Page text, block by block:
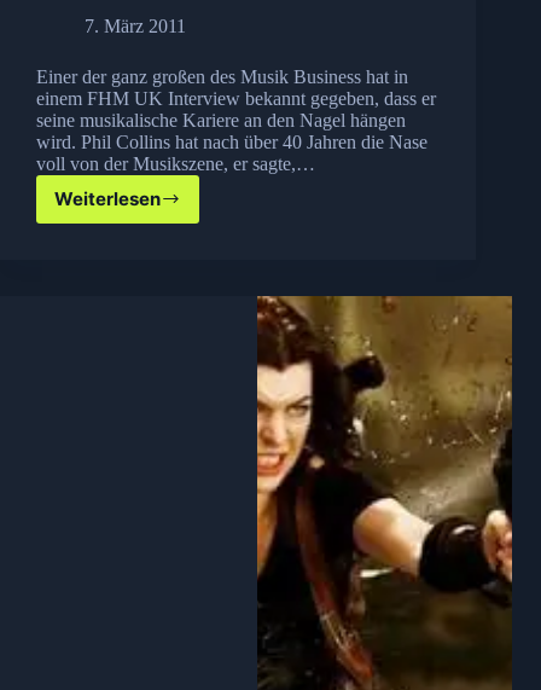
7. März 2011
Einer der ganz großen des Musik Business hat in
einem FHM UK Interview bekannt gegeben, dass er
seine musikalische Kariere an den Nagel hängen
wird. Phil Collins hat nach über 40 Jahren die Nase
voll von der Musikszene, er sagte,…
Weiterlesen
Phil
Collins